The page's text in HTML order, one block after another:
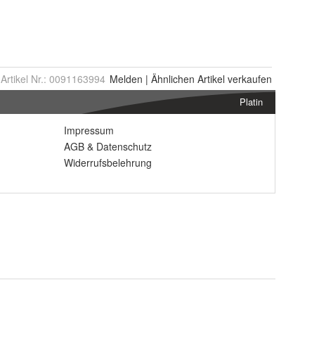
Artikel Nr.: 0091163994 Melden | Ähnlichen Artikel verkaufen
Platin
Impressum
AGB & Datenschutz
Widerrufsbelehrung